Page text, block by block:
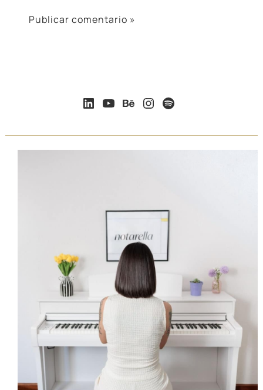
LinkedIn YouTube Behance Instagram Spotify